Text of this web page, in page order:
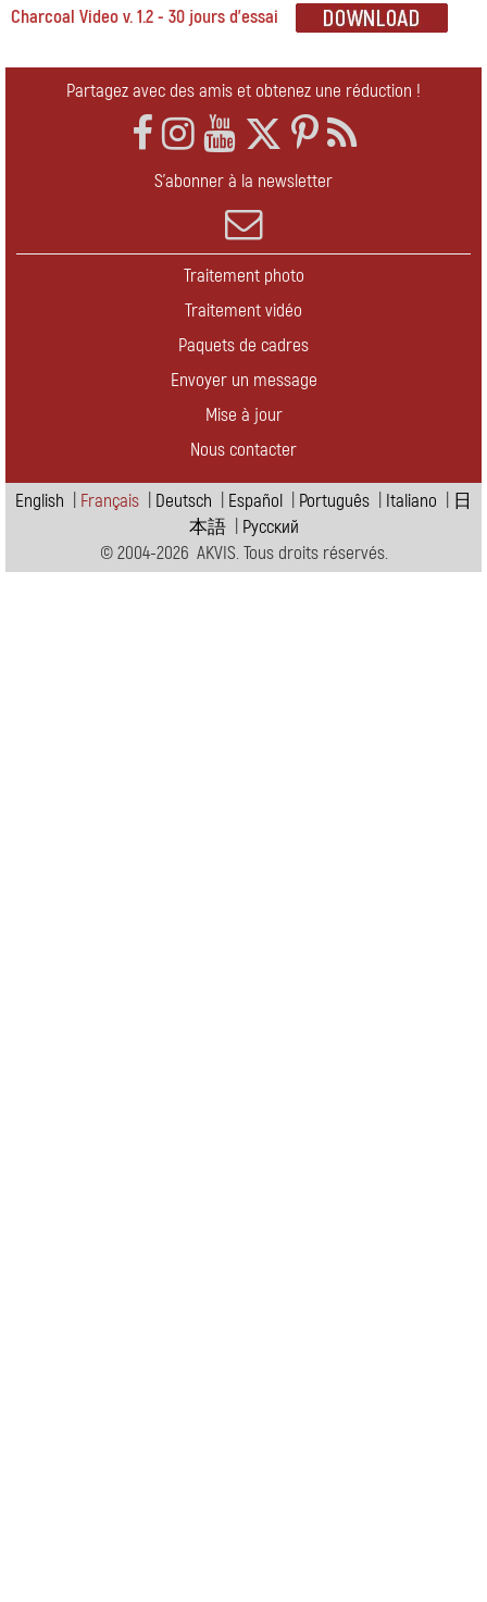
Charcoal Video v. 1.2 - 30 jours d'essai
Partagez avec des amis et obtenez une réduction !
S'abonner à la newsletter
Traitement photo
Traitement vidéo
Paquets de cadres
Envoyer un message
Mise à jour
Nous contacter
English Français Deutsch Español Português Italiano
日
本語| Pусский
© 2004-2026 AKVIS. Tous droits réservés.